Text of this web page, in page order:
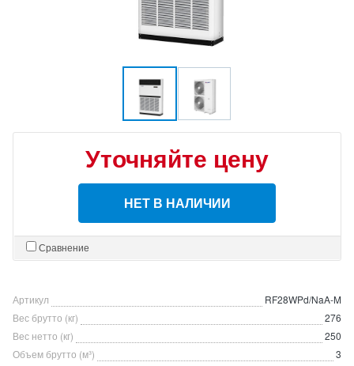
Уточняйте цену
НЕТ В НАЛИЧИИ
Сравнение
Артикул
RF28WPd/NaA-M
Вес брутто (кг)
276
Вес нетто (кг)
250
Объем брутто (м³)
3